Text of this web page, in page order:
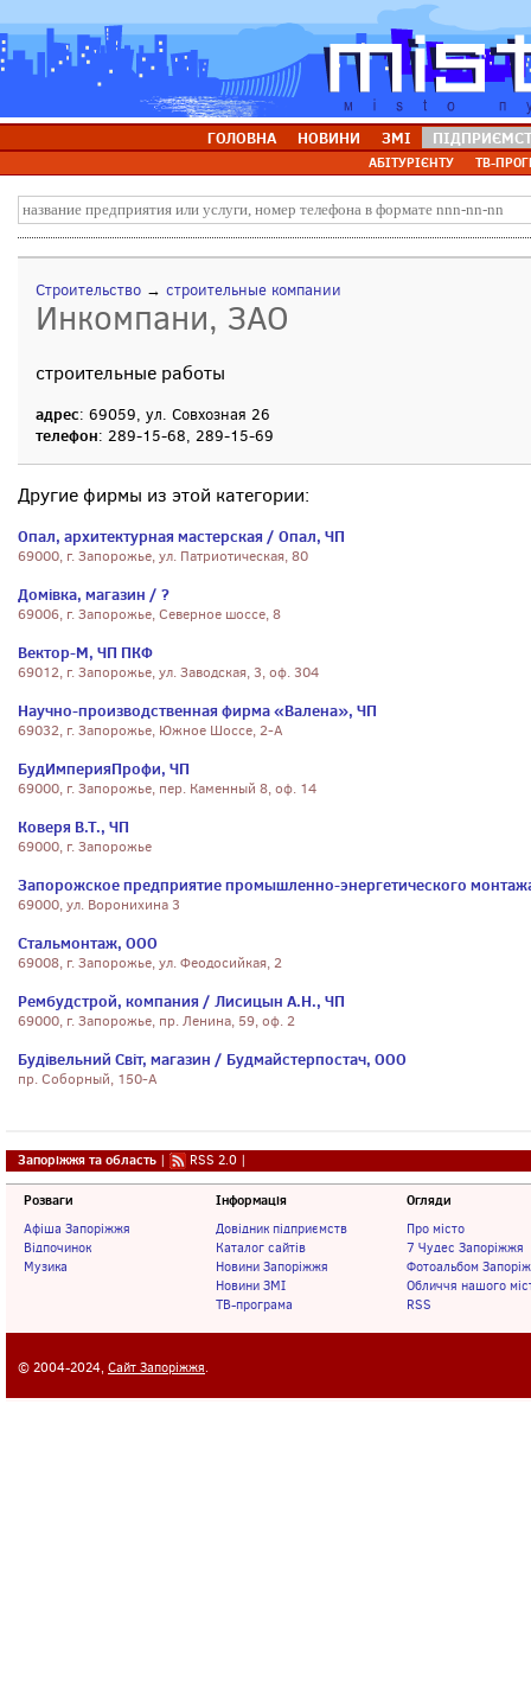
ГОЛОВНА НОВИНИ ЗМІ
АБІТУРІЄНТУ ТВ-
Строительство → строительные компании
Инкомпани, ЗАО
строительные работы
адрес: 69059, ул. Совхозная 26
телефон: 289-15-68, 289-15-69
Другие фирмы из этой категории:
Опал, архитектурная мастерская / Опал, ЧП
69000, г. Запорожье, ул. Патриотическая, 80
Домівка, магазин / ?
69006, г. Запорожье, Северное шоссе, 8
Вектор-М, ЧП ПКФ
69012, г. Запорожье, ул. Заводская, 3, оф. 304
Научно-производственная фирма «Валена», ЧП
69032, г. Запорожье, Южное Шоссе, 2-А
БудИмперияПрофи, ЧП
69000, г. Запорожье, пер. Каменный 8, оф. 14
Коверя В.Т., ЧП
69000, г. Запорожье
Запорожское предприятие промышленно-энергетического
69000, ул. Воронихина 3
Стальмонтаж, ООО
69008, г. Запорожье, ул. Феодосийкая, 2
Рембудстрой, компания / Лисицын А.Н., ЧП
69000, г. Запорожье, пр. Ленина, 59, оф. 2
Будівельний Світ, магазин / Будмайстерпостач, ООО
пр. Соборный, 150-А
Запоріжжя та область | RSS 2.0 |
Розваги
Афіша Запоріжжя
Відпочинок
Музика
Інформація
Довідник підприємств
Каталог сайтів
Новини Запоріжжя
Новини ЗМІ
ТВ-програма
Огляди
Про місто
7 Чудес Запоріжжя
Фотоальбом
Обличчя нашого
RSS
© 2004-2024, Сайт Запоріжжя.